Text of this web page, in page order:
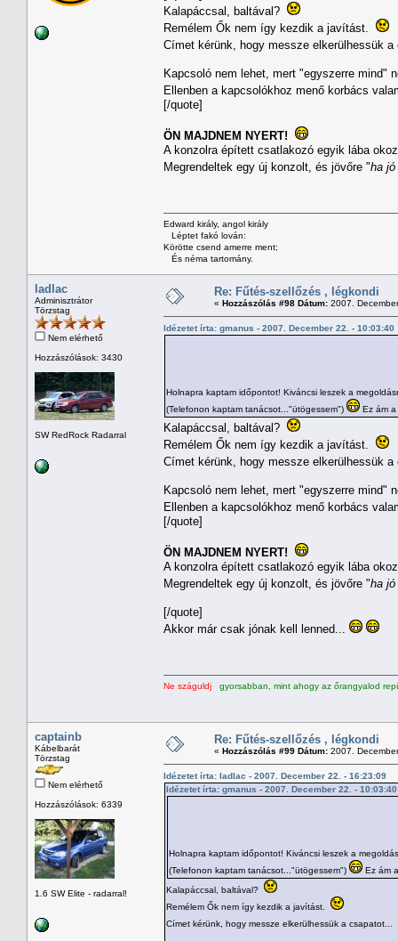
Kalapáccsal, baltával?
Remélem Ők nem így kezdik a javítást.
Címet kérünk, hogy messze elkerülhessük
Kapcsoló nem lehet, mert "egyszerre mind"
Ellenben a kapcsolókhoz menő korbács
[/quote]
ÖN MAJDNEM NYERT!
A konzolra épített csatlakozó egyik lába
Megrendeltek egy új konzolt, és jövőre "ha
Edward király, angol király
Léptet fakó lován:
Körötte csend amerre ment;
És néma tartomány.
ladlac
Adminisztrátor
Törzstag
Nem elérhető
Hozzászólások: 3430
SW RedRock Radarral
Re: Fűtés-szellőzés , légkondi
« Hozzászólás #98 Dátum: 2007.
Idézetet írta: gmanus - 2007. December 22. - 10:03:40
Holnapra kaptam időpontot! Kiváncsi leszek a
(Telefonon kaptam tanácsot..."ütögessem")
Ez ám a
Kalapáccsal, baltával?
Remélem Ők nem így kezdik a javítást.
Címet kérünk, hogy messze elkerülhessük
Kapcsoló nem lehet, mert "egyszerre mind"
Ellenben a kapcsolókhoz menő korbács
[/quote]
ÖN MAJDNEM NYERT!
A konzolra épített csatlakozó egyik lába
Megrendeltek egy új konzolt, és jövőre "ha
[/quote]
Akkor már csak jónak kell lenned...
Ne száguldj gyorsabban, mint ahogy az őrangyalod
captainb
Kábelbarát
Törzstag
Nem elérhető
Hozzászólások: 6339
1.6 SW Elite - radarral!
Re: Fűtés-szellőzés , légkondi
« Hozzászólás #99 Dátum: 2007.
Idézetet írta: ladlac - 2007. December 22. - 16:23:09
Idézetet írta: gmanus - 2007. December 22. - 10:03:40
Holnapra kaptam időpontot! Kiváncsi leszek a
(Telefonon kaptam tanácsot..."ütögessem")
Ez ám
Kalapáccsal, baltával?
Remélem Ők nem így kezdik a javítást.
Címet kérünk, hogy messze elkerülhessük a csapatot...